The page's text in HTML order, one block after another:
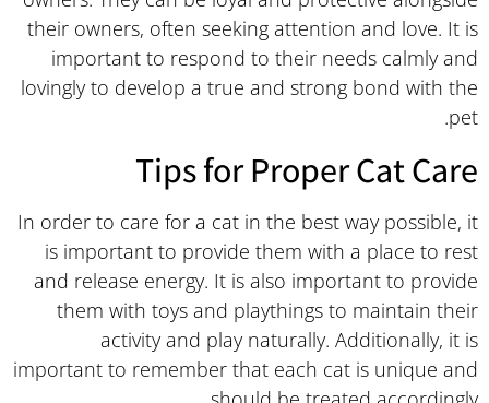
their owners, often seeking attention and love. It is
important to respond to their needs calmly and
lovingly to develop a true and strong bond with the
pet.
Tips for Proper Cat Care
In order to care for a cat in the best way possible, it
is important to provide them with a place to rest
and release energy. It is also important to provide
them with toys and playthings to maintain their
activity and play naturally. Additionally, it is
important to remember that each cat is unique and